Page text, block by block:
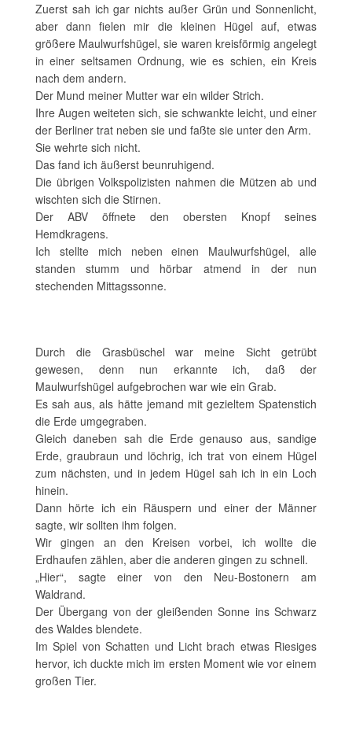
Zuerst sah ich gar nichts außer Grün und Sonnenlicht,
aber dann fielen mir die kleinen Hügel auf, etwas
größere Maulwurfshügel, sie waren kreisförmig angelegt
in einer seltsamen Ordnung, wie es schien, ein Kreis
nach dem andern.
Der Mund meiner Mutter war ein wilder Strich.
Ihre Augen weiteten sich, sie schwankte leicht, und einer
der Berliner trat neben sie und faßte sie unter den Arm.
Sie wehrte sich nicht.
Das fand ich äußerst beunruhigend.
Die übrigen Volkspolizisten nahmen die Mützen ab und
wischten sich die Stirnen.
Der ABV öffnete den obersten Knopf seines
Hemdkragens.
Ich stellte mich neben einen Maulwurfshügel, alle
standen stumm und hörbar atmend in der nun
stechenden Mittagssonne.
Durch die Grasbüschel war meine Sicht getrübt
gewesen, denn nun erkannte ich, daß der
Maulwurfshügel aufgebrochen war wie ein Grab.
Es sah aus, als hätte jemand mit gezieltem Spatenstich
die Erde umgegraben.
Gleich daneben sah die Erde genauso aus, sandige
Erde, graubraun und löchrig, ich trat von einem Hügel
zum nächsten, und in jedem Hügel sah ich in ein Loch
hinein.
Dann hörte ich ein Räuspern und einer der Männer
sagte, wir sollten ihm folgen.
Wir gingen an den Kreisen vorbei, ich wollte die
Erdhaufen zählen, aber die anderen gingen zu schnell.
„Hier“, sagte einer von den Neu-Bostonern am
Waldrand.
Der Übergang von der gleißenden Sonne ins Schwarz
des Waldes blendete.
Im Spiel von Schatten und Licht brach etwas Riesiges
hervor, ich duckte mich im ersten Moment wie vor einem
großen Tier.